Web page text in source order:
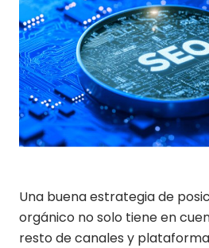
Una buena estrategia de
orgánico no solo tiene en
resto de canales y